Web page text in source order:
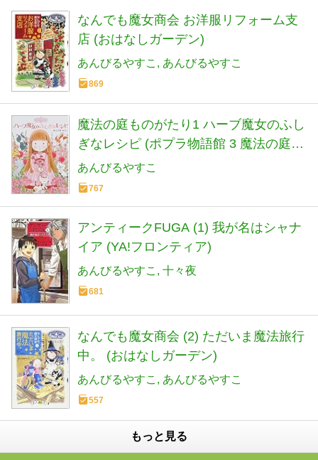
なんでも魔女商会 お洋服リフォーム支
店 (おはなしガーデン)
あんびるやすこ あんびるやすこ
869
魔法の庭ものがたり1 ハーブ魔女のふし
ぎなレシピ (ポプラ物語館 3 魔法の庭も
のがたり 1)
あんびるやすこ
767
アンティークFUGA (1) 我が名はシャナ
イア (YA!フロンティア)
あんびるやすこ 十々夜
681
なんでも魔女商会 (2) ただいま魔法旅行
中。 (おはなしガーデン)
あんびるやすこ あんびるやすこ
557
もっと見る